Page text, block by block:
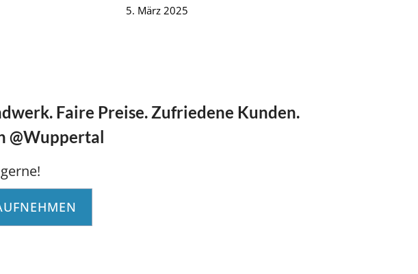
5. März 2025
Faire Preise. Zufriedene Kunden.
@Wuppertal